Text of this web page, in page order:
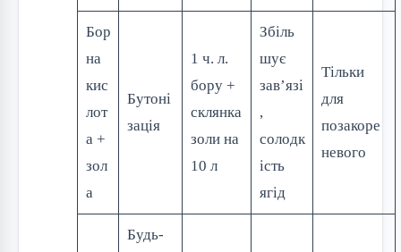
Бор
на
кис
лот
а +
зол
а
Бутоні
зація
1 ч. л.
бору +
склянка
золи на
10 л
Збіль
шує
зав’язі
,
солодк
ість
ягід
Тільки
для
позакоре
невого
Будь-